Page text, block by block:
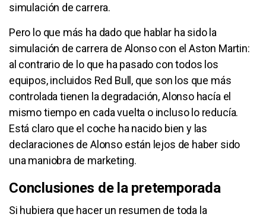
simulación de carrera.
Pero lo que más ha dado que hablar ha sido la
simulación de carrera de Alonso con el Aston Martin:
al contrario de lo que ha pasado con todos los
equipos, incluidos Red Bull, que son los que más
controlada tienen la degradación, Alonso hacía el
mismo tiempo en cada vuelta o incluso lo reducía.
Está claro que el coche ha nacido bien y las
declaraciones de Alonso están lejos de haber sido
una maniobra de marketing.
Conclusiones de la pretemporada
Si hubiera que hacer un resumen de toda la